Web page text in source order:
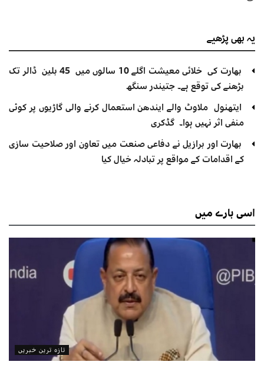
یہ بھیپڑھیے
بھارت کی خلائی معیشت اگلے 10 سالوں میں 45 بلین ڈالر تک
بڑھنے کی توقع ہے۔ جتیندر سنگھ
ایتھنول ملاوٹ والے ایندھن استعمال کرنے والی گاڑیوں پر کوئی
منفی اثر نہیں ہوا۔ گڈکری
بھارت اور برازیل نے دفاعی صنعت میں تعاون اور صلاحیت سازی
کے اقدامات کے مواقع پر تبادلہ خیال کیا
اسیبارے میں
تازہ ترین خبریں